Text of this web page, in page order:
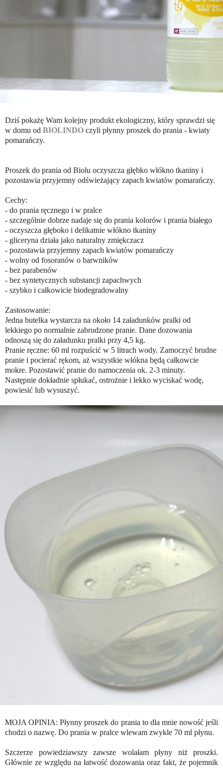
Dziś pokażę Wam kolejny produkt ekologiczny, który sprawdzi się
w domu od BIOLINDO czyli płynny proszek do prania - kwiaty
pomarańczy.
Proszek do prania od Biolu oczyszcza głębko włókno tkaniny i
pozostawia przyjemny odświeżający zapach kwiatów pomarańczy.
Cechy:
- do prania ręcznego i w pralce
- szczególnie dobrze nadaje się do prania kolorów i prania białego
- oczyszcza głęboko i delikatnie włókno tkaniny
- gliceryna działa jako naturalny zmiękczacz
- pozostawia przyjemny zapach kwiatów pomarańczy
- wolny od fosoranów o barwników
- bez parabenów
- bez syntetycznych substancji zapachwych
- szybko i całkowicie biodegradowalny
Zastosowanie:
Jedna butelka wystarcza na około 14 załadunków pralki od
lekkiego po normalnie zabrudzone pranie. Dane dozowania
odnoszą się do załadunku pralki przy 4,5 kg.
Pranie ręczne: 60 ml rozpuścić w 5 litrach wody. Zamoczyć brudne
pranie i pocierać rękom, aż wszystkie włókna będą całkowcie
mokre. Pozostawić pranie do namoczenia ok. 2-3 minuty.
Następnie dokładnie spłukać, ostrożnie i lekko wyciskać wodę,
powiesić lub wysuszyć.
MOJA OPINIA: Płynny proszek do prania to dla mnie nowość jeśli
chodzi o nazwę. Do prania w pralce wlewam zwykle 70 ml płynu.
Szczerze powiedziawszy zawsze wolałam płyny niż proszki.
Głównie ze względu na łatwość dozowania oraz fakt, że pojemnik